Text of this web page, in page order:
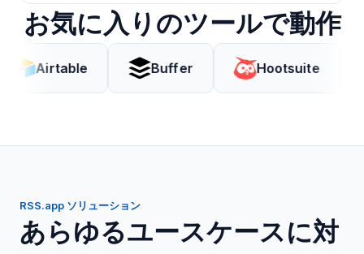
お気に入りのツールで動作
Buffer Hootsuite
RSS.app ソリューション
あらゆるユースケースに対